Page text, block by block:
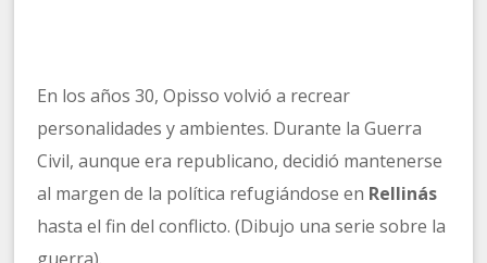
En los años 30, Opisso volvió a recrear
personalidades y ambientes. Durante la Guerra
Civil, aunque era republicano, decidió mantenerse
al margen de la política refugiándose en Rellinás
hasta el fin del conflicto. (Dibujo una serie sobre la